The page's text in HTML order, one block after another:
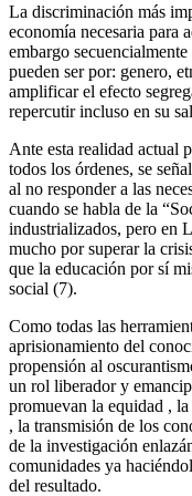
La discriminación más
economía necesaria para
embargo
pueden ser por: genero,
amplificar el efecto
repercutir incluso en su
Ante esta realidad actual
todos los órdenes, se
al no responder a las
cuando se habla de la
industrializados, pero en
mucho por superar la
que la educación por sí
social (7).
Como todas las
aprisionamiento del
propensión al
un rol liberador y
promuevan la equidad ,
, la transmisión de los
de la investigación
comunidades ya
del resultado.